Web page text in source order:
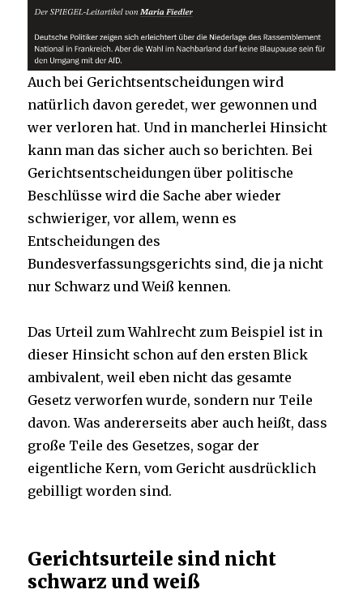
Auch bei Gerichtsentscheidungen wird
natürlich davon geredet, wer gewonnen und
wer verloren hat. Und in mancherlei Hinsicht
kann man das sicher auch so berichten. Bei
Gerichtsentscheidungen über politische
Beschlüsse wird die Sache aber wieder
schwieriger, vor allem, wenn es
Entscheidungen des
Bundesverfassungsgerichts sind, die ja nicht
nur Schwarz und Weiß kennen.
Das Urteil zum Wahlrecht zum Beispiel ist in
dieser Hinsicht schon auf den ersten Blick
ambivalent, weil eben nicht das gesamte
Gesetz verworfen wurde, sondern nur Teile
davon. Was andererseits aber auch heißt, dass
große Teile des Gesetzes, sogar der
eigentliche Kern, vom Gericht ausdrücklich
gebilligt worden sind.
Gerichtsurteile sind nicht
schwarz und weiß